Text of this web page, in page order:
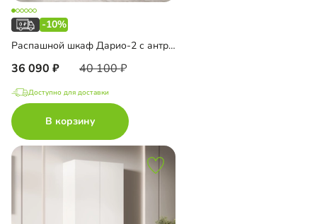
-10%
Распашной шкаф Дарио-2 с антресолью
36 090 40 100
Доступно для доставки
В корзину